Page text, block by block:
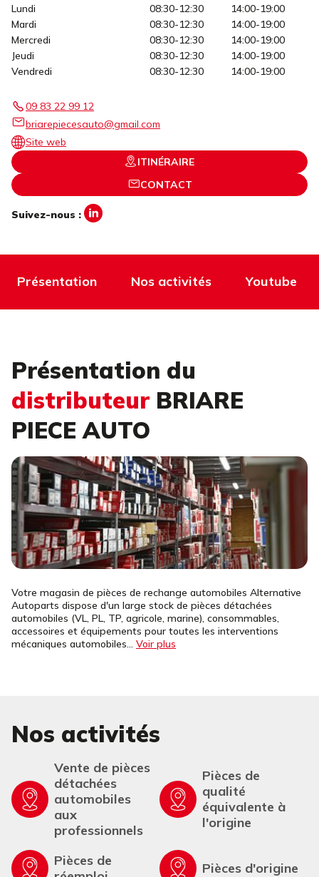
Lundi
08:30-12:30
14:00-19:00
Mardi
08:30-12:30
14:00-19:00
Mercredi
08:30-12:30
14:00-19:00
Jeudi
08:30-12:30
14:00-19:00
Vendredi
08:30-12:30 14:00-19:00
09 83 22 99 12
briarepiecesauto@gmail.com
Site web
ITINÉRAIRE
CONTACT
Suivez-nous :
Présentation Nos activités Youtube
Présentation du
distributeur BRIARE
PIECE AUTO
Votre magasin de pièces de rechange automobiles Alternative
Autoparts dispose d'un large stock de pièces détachées
automobiles (VL, PL, TP, agricole, marine), consommables,
accessoires et équipements pour toutes les interventions
mécaniques automobiles... Voir plus
Nos activités
Vente de pièces
détachées
automobiles
aux
professionnels
Pièces de
qualité
équivalente à
l'origine
Pièces de
Pièces d'origine